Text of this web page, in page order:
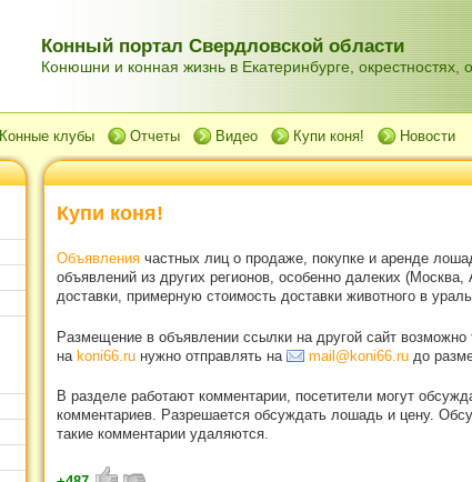
Конный портал Свердловской области
Конюшни и конная жизнь в Екатеринбурге, окрестностях,
Конные клубы Отчеты Видео Купи коня! Новости
Купи коня!
Объявления частных лиц о продаже, покупке и аренде
объявлений из других регионов, особенно далеких
доставки, примерную стоимость доставки животного в
Размещение в объявлении ссылки на другой сайт
на koni66.ru нужно отправлять на mail@koni66.ru до
В разделе работают комментарии, посетители могут
комментариев. Разрешается обсуждать лошадь и цену.
такие комментарии удаляются.